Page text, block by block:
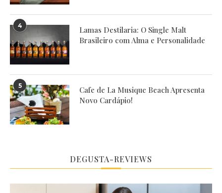
4
Lamas Destilaria: O Single Malt
Brasileiro com Alma e Personalidade
5
Cafe de La Musique Beach Apresenta
Novo Cardápio!
DEGUSTA-REVIEWS